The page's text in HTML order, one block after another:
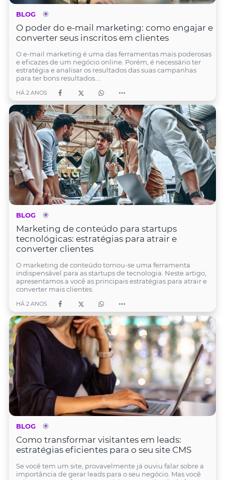
BLOG
O poder do e-mail marketing: como engajar e
converter seus inscritos em clientes
O e-mail marketing é uma das ferramentas mais poderosas
e eficazes de um negócio online. Porém, é necessário ter
estratégia e analisar os resultados das suas campanhas
para ter bons resultados....
HÁ 2 ANOS
BLOG
Marketing de conteúdo para startups
tecnológicas: estratégias para atrair e
converter clientes
O marketing de conteúdo tornou-se uma ferramenta
indispensável para as startups de tecnologia. Neste artigo,
apresentamos a você as principais estratégias para atrair e
converter mais clientes.
HÁ 2 ANOS
BLOG
Como transformar visitantes em leads:
estratégias eficientes para o seu site CMS
Se você tem um site, provavelmente já ouviu falar sobre a
importância de gerar leads para o seu negócio. Mas você